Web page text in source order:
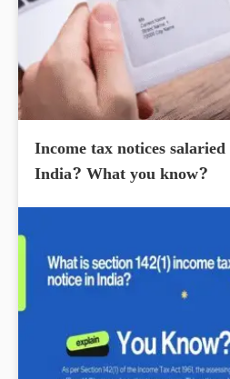
Income tax notices
India? What you know?